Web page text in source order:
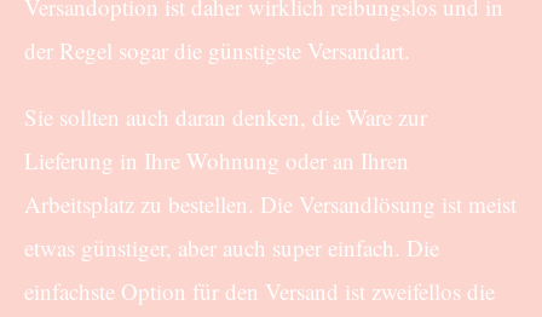
Versandoption ist daher wirklich reibungslos und in
der Regel sogar die günstigste Versandart.
Sie sollten auch daran denken, die Ware zur
Lieferung in Ihre Wohnung oder an Ihren
Arbeitsplatz zu bestellen. Die Versandlösung ist meist
etwas günstiger, aber auch super einfach. Die
einfachste Option für den Versand ist zweifellos die